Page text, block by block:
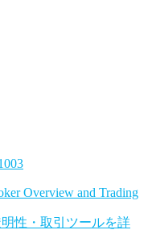
3
Overview and Trading
性・取引ツールを詳